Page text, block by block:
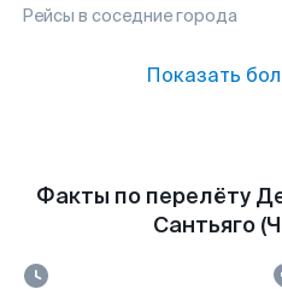
Рейсы в соседние города
Показать
Факты по перелёту
Сантьяго